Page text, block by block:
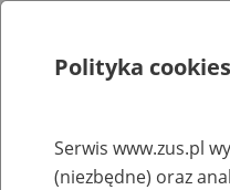
Rejestry, ewidencje i archiwa
Polityka cookies
Serwis www.zus.pl
(niezbędne) oraz